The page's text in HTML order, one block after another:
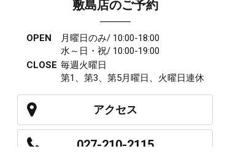
敷島店のご予約
OPEN
月曜日のみ/ 10:00-18:00
水～日・祝/ 10:00-19:00
CLOSE 毎週火曜日
第1、第3、第5月曜日、火曜日連休
アクセス
027-210-2115